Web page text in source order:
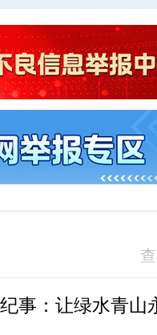
事：让绿水青山